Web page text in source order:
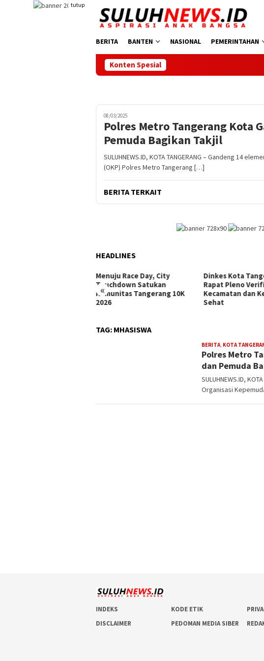
tutup
BERITA BANTEN NASIONAL PEMERINTAHAN
Konten Spesial
08/03/2025
Polres Metro Tangerang Kota
Pemuda Bagikan Takjil
SULUHNEWS.ID, KOTA TANGERANG – Gandeng 14
(OKP) Polres Metro Tangerang […]
BERITA TERKAIT
HEADLINES
«
Menuju Race Day, City
Touchdown Satukan
Komunitas Tangerang 10K
Dinkes Kota Tangerang
Rapat Pleno Verifikasi
Kecamatan dan Kelurahan
TAG: MHASISWA
BERITA, KOTA
Polres Metro
dan Pemuda
SULUHNEWS.ID,
Organisasi
INDEKS KODE ETIK
DISCLAIMER
PEDOMAN MEDIA SIBER